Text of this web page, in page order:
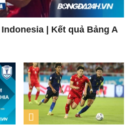
| Kết quả Bảng A